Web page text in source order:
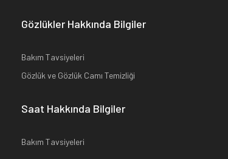
Gözlükler Hakkında Bilgiler
Bakım Tavsiyeleri
Gözlük ve Gözlük Camı Temizliği
Saat Hakkında Bilgiler
Bakım Tavsiyeleri